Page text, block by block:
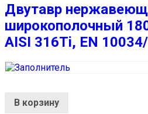
Двутавр
широкополочный
AISI 316Ti, EN
В корзину